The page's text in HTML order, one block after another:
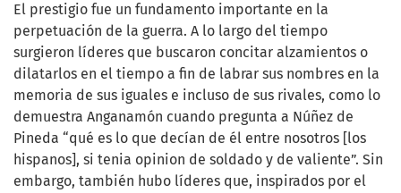
El prestigio fue un fundamento importante en la
perpetuación de la guerra. A lo largo del tiempo
surgieron líderes que buscaron concitar alzamientos o
dilatarlos en el tiempo a fin de labrar sus nombres en la
memoria de sus iguales e incluso de sus rivales, como lo
demuestra Anganamón cuando pregunta a Núñez de
Pineda “qué es lo que decían de él entre nosotros [los
hispanos], si tenia opinion de soldado y de valiente”. Sin
embargo, también hubo líderes que, inspirados por el